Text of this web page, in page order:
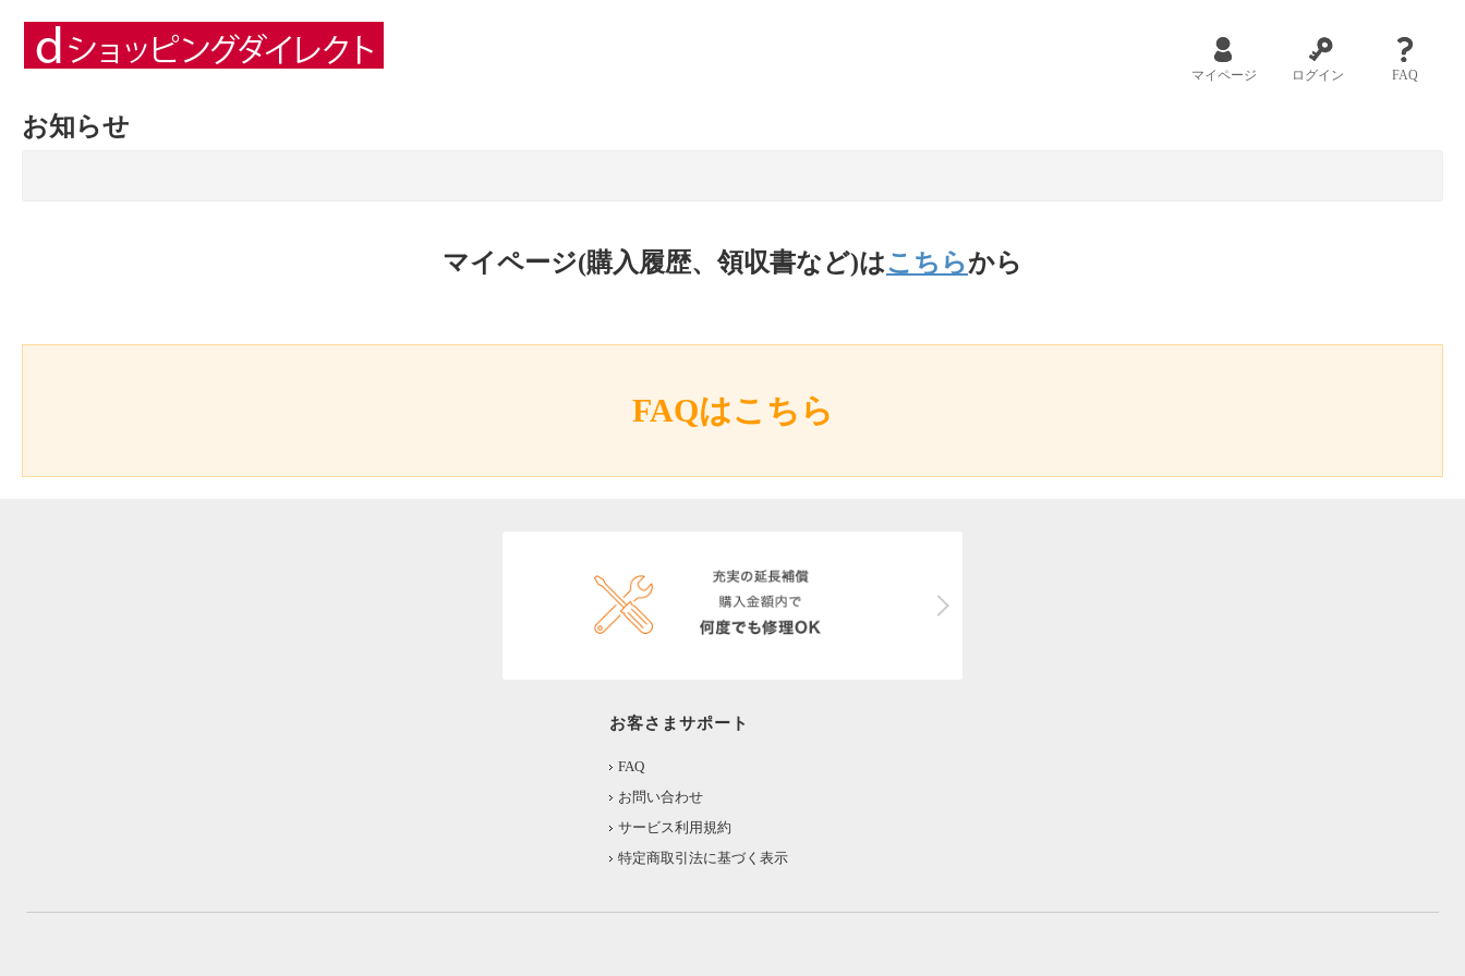
マイページ ログイン FAQ
お知らせ
マイページ(購入履歴、領収書など)はこちらから
FAQはこちら
お客さまサポート
FAQ
お問い合わせ
サービス利用規約
特定商取引法に基づく表示